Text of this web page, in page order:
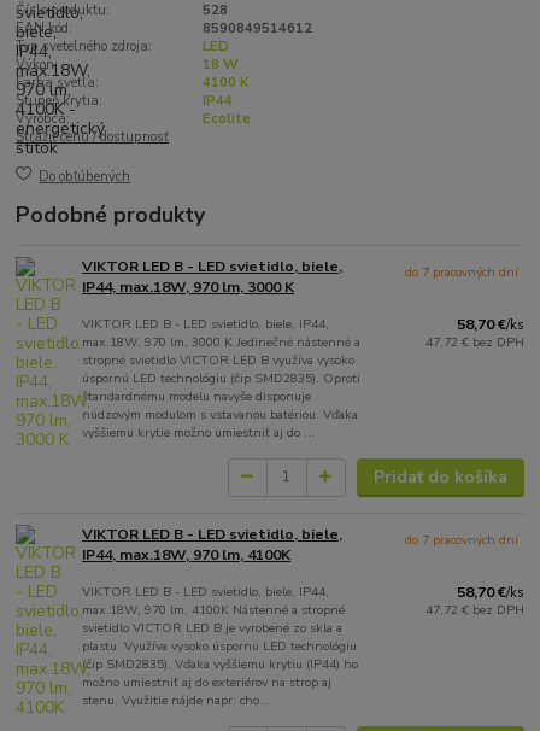
Číslo produktu:
528
EAN kód:
8590849514612
Typ svetelného zdroja:
LED
Výkon:
18 W
Farba svetla:
4100 K
Stupeň krytia:
IP44
Výrobca:
Ecolite
Strážiť cenu / dostupnosť
Do obľúbených
Podobné produkty
VIKTOR LED B - LED svietidlo, biele,
IP44, max.18W, 970 lm, 3000 K
VIKTOR LED B - LED svietidlo, biele, IP44,
max.18W, 970 lm, 3000 K Jedinečné nástenné a
stropné svietidlo VICTOR LED B využíva vysoko
úspornú LED technológiu (čip SMD2835). Oproti
štandardnému modelu navyše disponuje
núdzovým modulom s vstavanou batériou. Vďaka
vyššiemu krytie možno umiestniť aj do ...
58,70 €/ks
47,72 € bez DPH
do 7 pracovných dní
Pridať do košíka
VIKTOR LED B - LED svietidlo, biele,
IP44, max.18W, 970 lm, 4100K
VIKTOR LED B - LED svietidlo, biele, IP44,
max.18W, 970 lm, 4100K Nástenné a stropné
svietidlo VICTOR LED B je vyrobené zo skla a
plastu. Využíva vysoko úspornú LED technológiu
(čip SMD2835). Vďaka vyššiemu krytiu (IP44) ho
možno umiestniť aj do exteriérov na strop aj
stenu. Využitie nájde napr: cho...
58,70 €/ks
47,72 € bez DPH
do 7 pracovných dní